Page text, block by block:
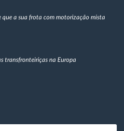
a sua frota com motorização mista
transfronteiriças na Europa